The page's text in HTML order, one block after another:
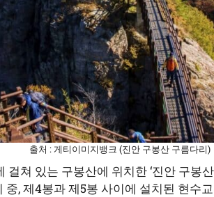
출처 : 게티이미지뱅크 (진안 구봉산 구름다리)
쳐 있는 구봉산에 위치한 ‘진안 구봉
, 제4봉과 제5봉 사이에 설치된 현수